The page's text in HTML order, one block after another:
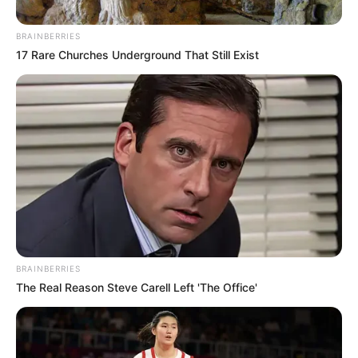
BRAINBERRIES
17 Rare Churches Underground That Still Exist
BRAINBERRIES
The Real Reason Steve Carell Left 'The Office'